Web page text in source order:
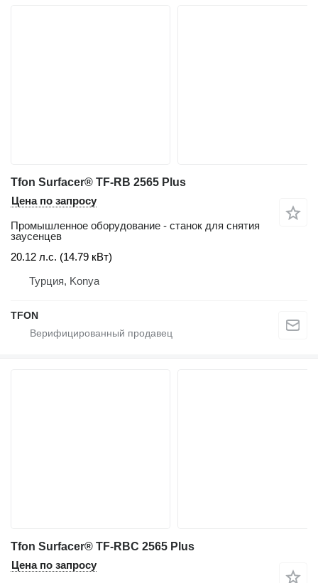
Tfon Surfacer® TF-RB 2565 Plus
Цена по запросу
Промышленное оборудование - станок для снятия
заусенцев
20.12 л.с. (14.79 кВт)
Турция, Konya
TFON
Tfon Surfacer® TF-RBC 2565 Plus
Цена по запросу